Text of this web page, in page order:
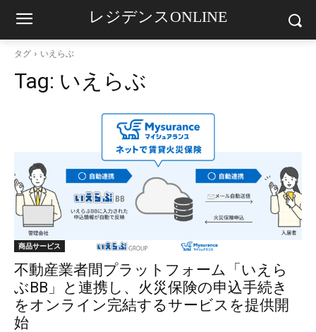
レジデンスONLINE
タグ いえらぶ
Tag: いえらぶ
商品サービス
不動産業者間プラットフォーム「いえら
ぶBB」と連携し、火災保険の申込手続き
をオンライン完結するサービスを提供開
始